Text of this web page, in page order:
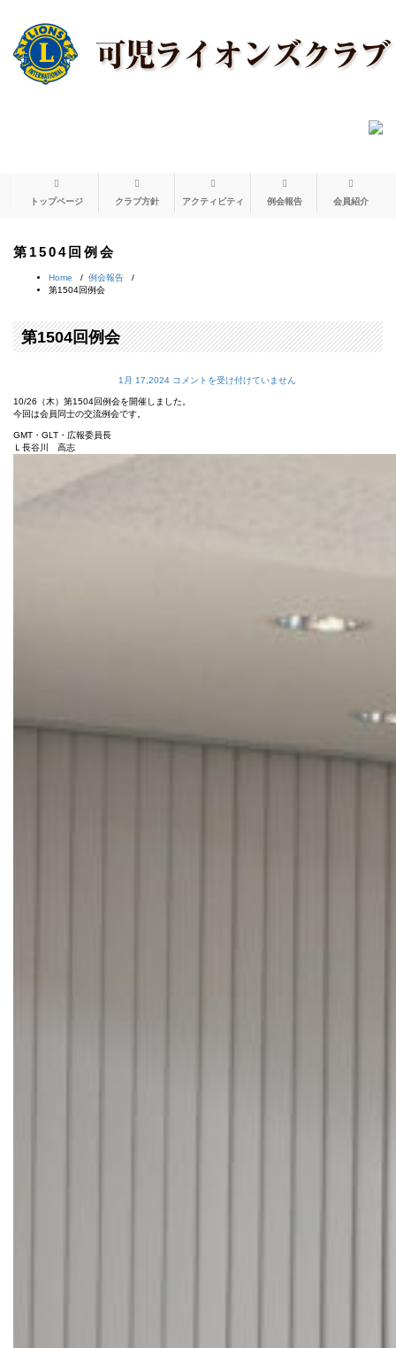
トップページ クラブ方針 アクティビティ 例会報告 会員紹介
第1504回例会
Home / 例会報告 /
第1504回例会
第1504回例会
1月 17,2024 第
回
コメントを受け付けていません
10/26（木）第1504回例会を開催しました。
今回は会員同士の交流例会です。
GMT・GLT・広報委員長
Ｌ長谷川 高志